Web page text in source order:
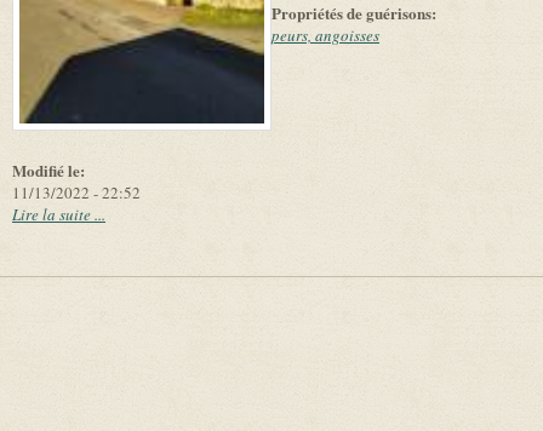
Modifié le:
11/13/2022 - 22:52
Propriétés de guérisons:
peurs, angoisses
Lire la suite ...